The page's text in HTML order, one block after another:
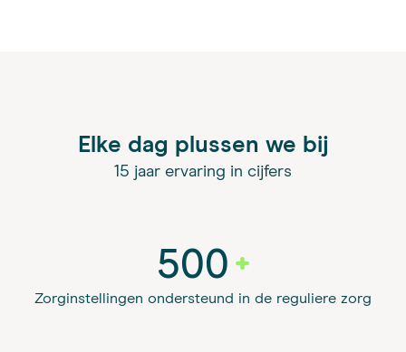
Elke dag plussen we bij
15 jaar ervaring in cijfers
500
Zorginstellingen ondersteund in de reguliere zorg